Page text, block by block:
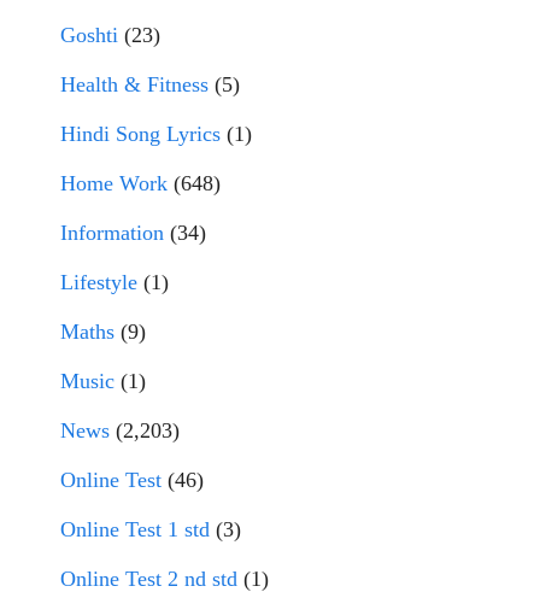
Goshti (23)
Health & Fitness (5)
Hindi Song Lyrics (1)
Home Work (648)
Information (34)
Lifestyle (1)
Maths (9)
Music (1)
News (2,203)
Online Test (46)
Online Test 1 std (3)
Online Test 2 nd std (1)